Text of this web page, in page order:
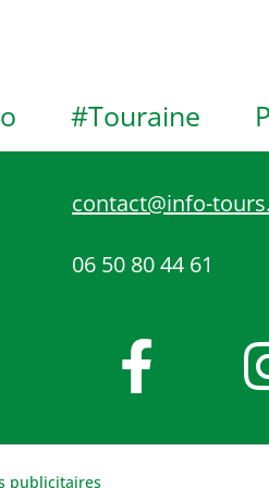
#Touraine
contact@info-
06 50 80 44 61
publicitaires